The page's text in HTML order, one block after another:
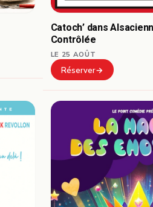
Catoch’ dans
Contrôlée
LE 25 AOÛT
Réserver